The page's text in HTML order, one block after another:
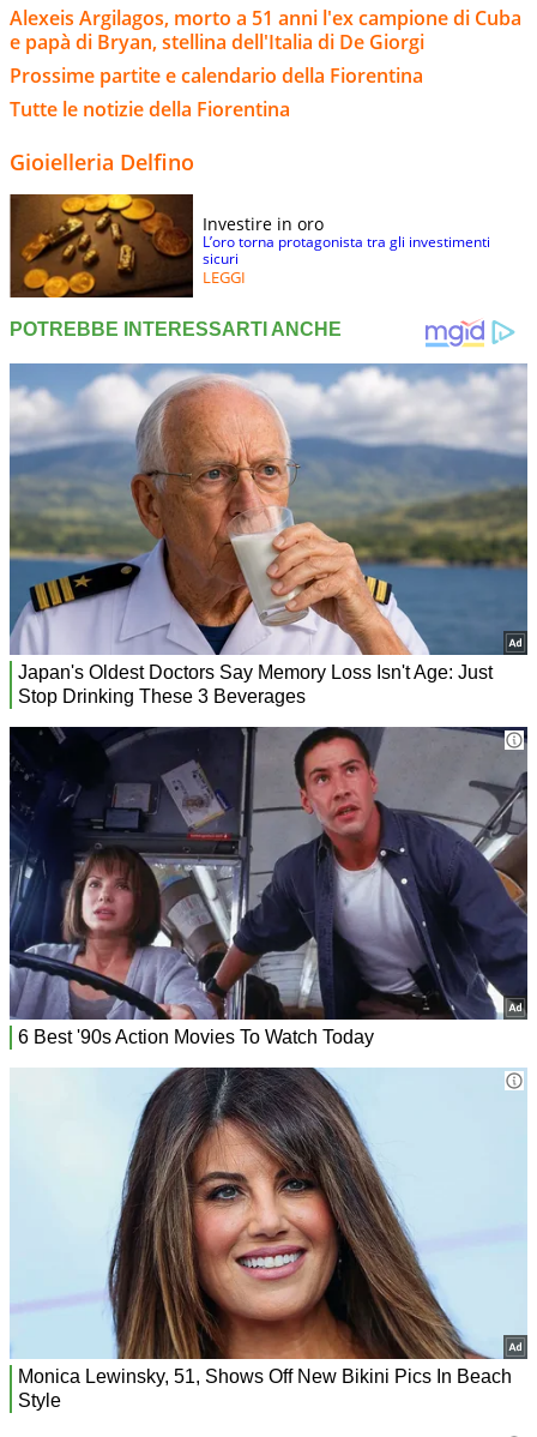
Alexeis Argilagos, morto a 51 anni l'ex campione di Cuba
e papà di Bryan, stellina dell'Italia di De Giorgi
Prossime partite e calendario della Fiorentina
Tutte le notizie della Fiorentina
Gioielleria Delfino
Investire in oro
L’oro torna protagonista tra gli investimenti
sicuri
LEGGI